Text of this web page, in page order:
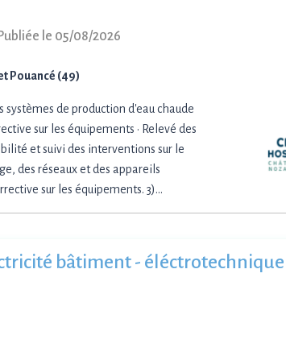
le 05/08/2026
Pouancé (49)
systèmes de production d'eau chaude
sur les équipements • Relevé des
et suivi des interventions sur le
des réseaux et des appareils
sur les équipements. 3)…
bâtiment -